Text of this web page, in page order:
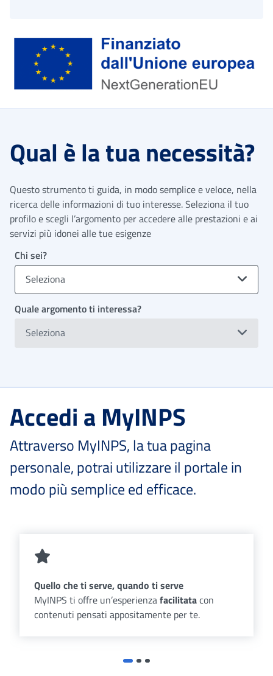
Qual è la tua necessità?
Questo strumento ti guida, in modo semplice e veloce, nella
ricerca delle informazioni di tuo interesse. Seleziona il tuo
profilo e scegli l’argomento per accedere alle prestazioni e ai
servizi più idonei alle tue esigenze
Chi sei?
Seleziona
Quale argomento ti interessa?
Seleziona
Accedi a MyINPS
Attraverso MyINPS, la tua pagina
personale, potrai utilizzare il portale in
modo più semplice ed efficace.
Quello che ti serve, quando ti serve
MyINPS ti offre un’esperienzafacilitatacon
contenuti pensati appositamente per te.